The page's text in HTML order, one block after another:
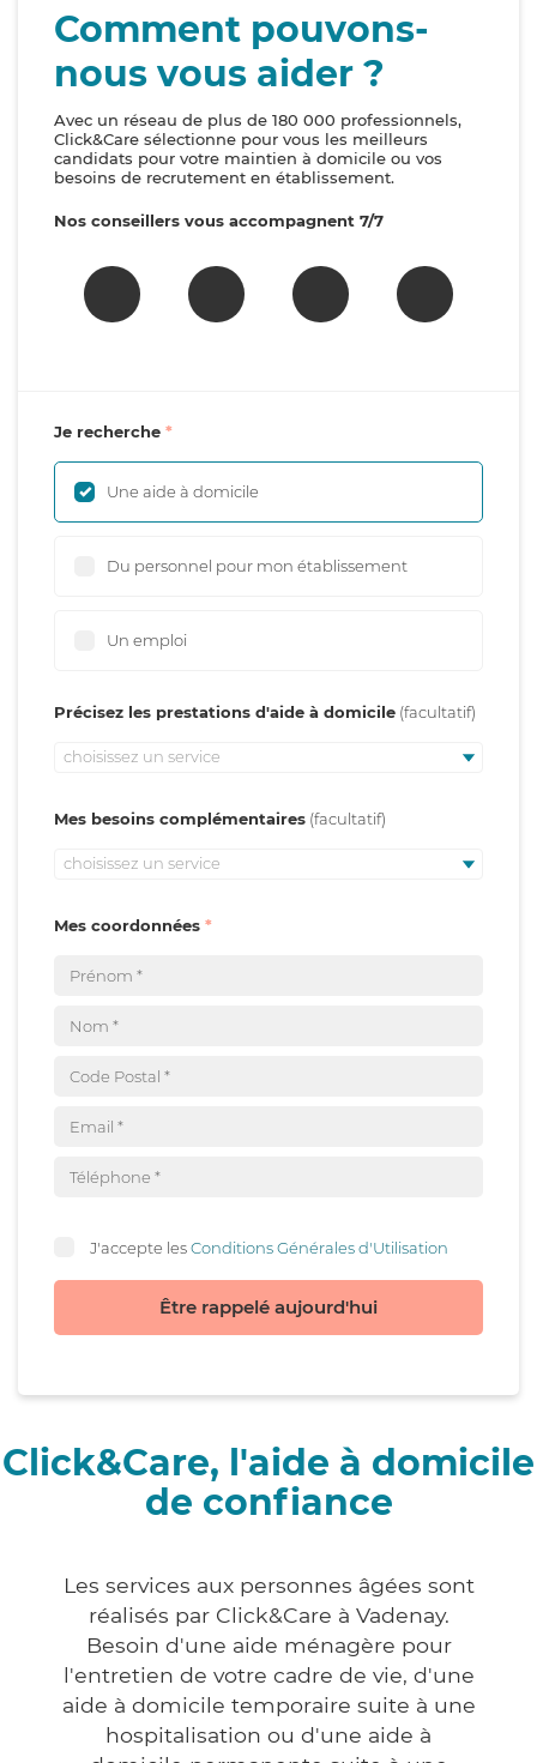
Comment pouvons-
nous vous aider ?
Avec un réseau de plus de 180 000 professionnels,
Click&Care sélectionne pour vous les meilleurs
candidats pour votre maintien à domicile ou vos
besoins de recrutement en établissement.
Nos conseillers vous accompagnent 7/7
Je recherche
Une aide à domicile
Du personnel pour mon établissement
Un emploi
Précisez les prestations d'aide à domicile
choisissez un service
Mes besoins complémentaires
choisissez un service
Mes coordonnées
J'accepte lesConditions Générales d'Utilisation
Être rappelé aujourd'hui
Click&Care, l'aide à domicile
de confiance
Les services aux personnes âgées sont
réalisés par Click&Care à Vadenay.
Besoin d'une aide ménagère pour
l'entretien de votre cadre de vie, d'une
aide à domicile temporaire suite à une
hospitalisation ou d'une aide à